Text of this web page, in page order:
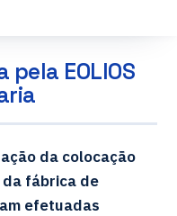
EOLIOS
da colocação
fábrica de
efetuadas